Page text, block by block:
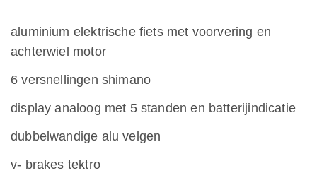
aluminium elektrische fiets met voorvering en
achterwiel motor
6 versnellingen shimano
display analoog met 5 standen en batterijindicatie
dubbelwandige alu velgen
v- brakes tektro